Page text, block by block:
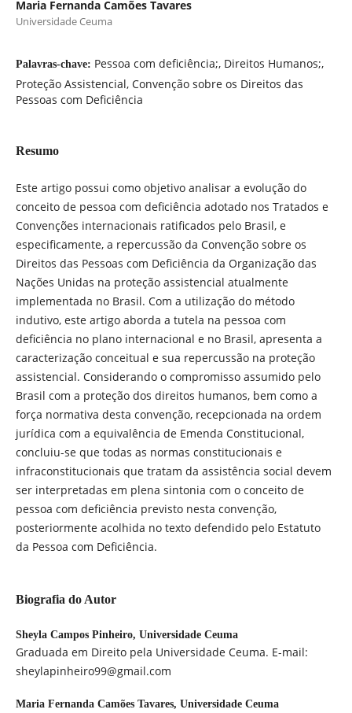
Maria Fernanda Camões Tavares
Universidade Ceuma
Palavras-chave: Pessoa com deficiência;, Direitos Humanos;,
Proteção Assistencial, Convenção sobre os Direitos das
Pessoas com Deficiência
Resumo
Este artigo possui como objetivo analisar a evolução do
conceito de pessoa com deficiência adotado nos Tratados e
Convenções internacionais ratificados pelo Brasil, e
especificamente, a repercussão da Convenção sobre os
Direitos das Pessoas com Deficiência da Organização das
Nações Unidas na proteção assistencial atualmente
implementada no Brasil. Com a utilização do método
indutivo, este artigo aborda a tutela na pessoa com
deficiência no plano internacional e no Brasil, apresenta a
caracterização conceitual e sua repercussão na proteção
assistencial. Considerando o compromisso assumido pelo
Brasil com a proteção dos direitos humanos, bem como a
força normativa desta convenção, recepcionada na ordem
jurídica com a equivalência de Emenda Constitucional,
concluiu-se que todas as normas constitucionais e
infraconstitucionais que tratam da assistência social devem
ser interpretadas em plena sintonia com o conceito de
pessoa com deficiência previsto nesta convenção,
posteriormente acolhida no texto defendido pelo Estatuto
da Pessoa com Deficiência.
Biografia do Autor
Sheyla Campos Pinheiro, Universidade Ceuma
Graduada em Direito pela Universidade Ceuma. E-mail:
sheylapinheiro99@gmail.com
Maria Fernanda Camões Tavares, Universidade Ceuma